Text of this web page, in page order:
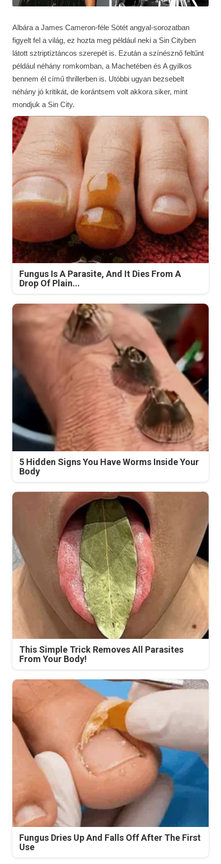
Albára a James Cameron-féle Sötét angyal-sorozatban
figyelt fel a világ, ez hozta meg például neki a Sin Cityben
látott sztriptíztáncos szerepét is. Ezután a színésznő feltűnt
például néhány romkomban, a Machetében és A gyilkos
bennem él című thrillerben is. Utóbbi ugyan bezsebelt
néhány jó kritikát, de korántsem volt akkora siker, mint
mondjuk a Sin City.
Fungus Is A Parasite, And It Dies From A
Drop Of Plain...
5 Hidden Signs You Have Worms Inside Your
Body
This Simple Trick Removes All Parasites
From Your Body!
Fungus Dries Up And Falls Off After The First
Use